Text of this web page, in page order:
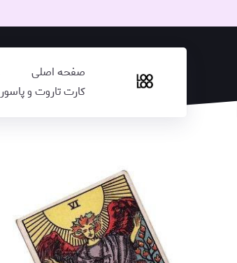
صفحه اصلی
کارت تاروت و پاسور